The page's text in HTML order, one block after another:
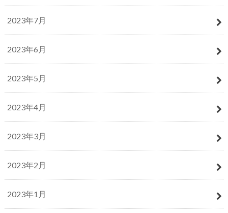
2023年7月
2023年6月
2023年5月
2023年4月
2023年3月
2023年2月
2023年1月